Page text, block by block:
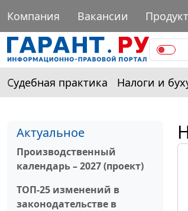
Компания Вакансии
Судебная практика Налоги и
Актуальное
Производственный
календарь – 2027 (проект)
ТОП-25 изменений в
законодательстве в